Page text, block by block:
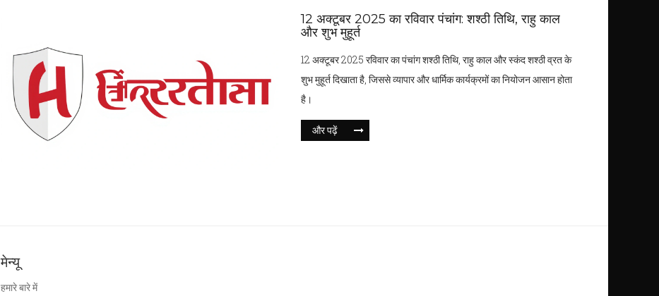
12 अक्टूबर 2025 का रविवार पंचांग: शश्ठी तिथि, राहु काल
और शुभ मुहूर्त
12 अक्टूबर 2025 रविवार का पंचांग शश्ठी तिथि, राहु काल और स्कंद शश्ठी व्रत के
शुभ मुहूर्त दिखाता है, जिससे व्यापार और धार्मिक कार्यक्रमों का नियोजन आसान होता
है।
और पढ़ें
मेन्यू
हमारे बारे में